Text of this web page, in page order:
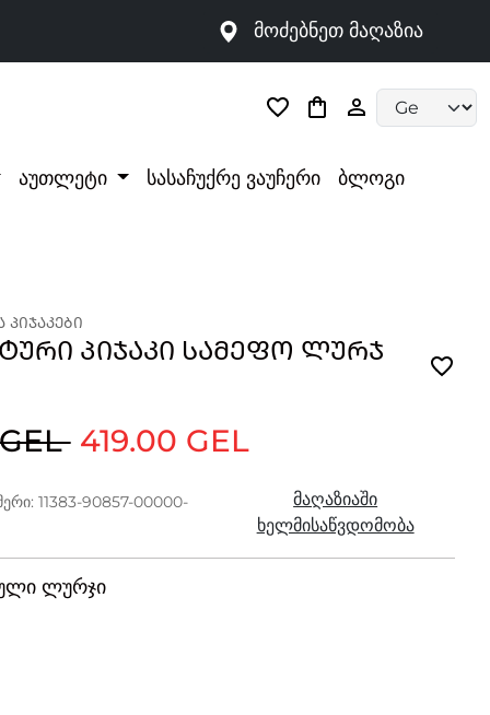
მოძებნეთ მაღაზია
აუთლეტი სასაჩუქრე ვაუჩერი ბლოგი
ᲞᲘᲯᲐᲙᲘ ᲡᲐᲛᲔᲤᲝ ᲚᲣᲠᲯ
419.00 GEL
11383-90857-00000-
მაღაზიაში
ხელმისაწვდომობა
ლურჯი